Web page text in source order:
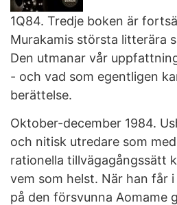
1Q84. Tredje boken är
Murakamis största litterära
Den utmanar vår
- och vad som egentligen
berättelse.
Oktober-december 1984.
och nitisk utredare som
rationella tillvägagångssätt
vem som helst. När han får
på den försvunna Aomame